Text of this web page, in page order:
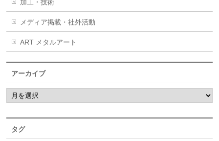
加工・技術
メディア掲載・社外活動
ART メタルアート
アーカイブ
タグ